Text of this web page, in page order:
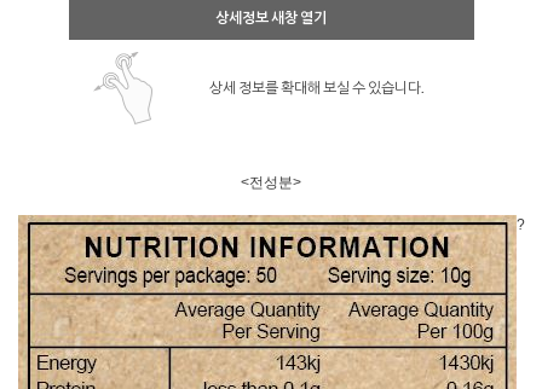
상세정보 새창 열기
상세 정보를 확대해 보실 수 있습니다.
<전성분>
?